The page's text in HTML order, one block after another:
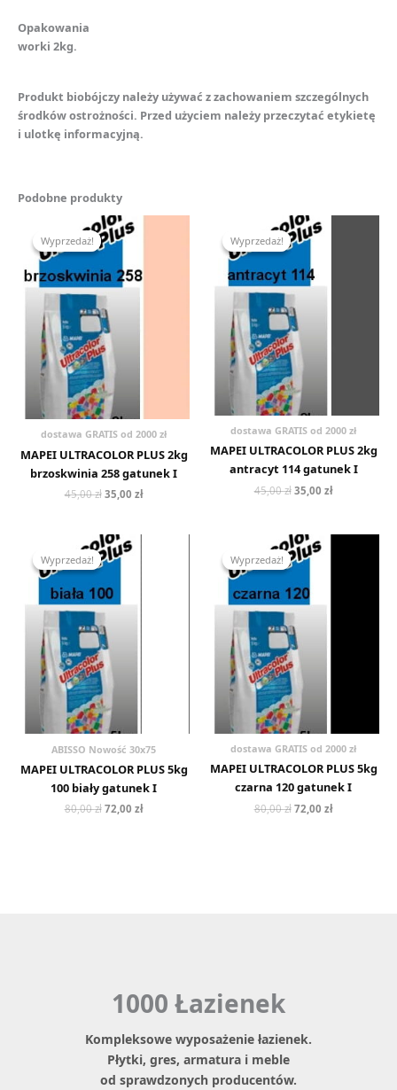
Opakowania
worki 2kg.
Produkt biobójczy należy używać z zachowaniem szczególnych
środków ostrożności. Przed użyciem należy przeczytać etykietę
i ulotkę informacyjną.
Podobne produkty
Wyprzedaż!
Wyprzedaż!
dostawa GRATIS od 2000 zł
MAPEI ULTRACOLOR PLUS 2kg
brzoskwinia 258 gatunek I
45,00zł
Pierwotna
cena
wynosiła:
35,00 zł
Wyprzedaż!
Wyprzedaż!
dostawa GRATIS od 2000 zł
MAPEI ULTRACOLOR PLUS 2kg
antracyt 114 gatunek I
45,00zł
Pierwotna
cena
wynosiła:
35,00 zł
Wyprzedaż!
Wyprzedaż!
ABISSO Nowość 30x75
MAPEI ULTRACOLOR PLUS 5kg
100 biały gatunek I
80,00zł
Pierwotna
cena
wynosiła:
72,00 zł
Wyprzedaż!
Wyprzedaż!
dostawa GRATIS od 2000 zł
MAPEI ULTRACOLOR PLUS 5kg
czarna 120 gatunek I
80,00zł
Pierwotna
cena
wynosiła:
72,00 zł
1000 Łazienek
Kompleksowe wyposażenie łazienek.
Płytki, gres, armatura i meble
od sprawdzonych producentów.